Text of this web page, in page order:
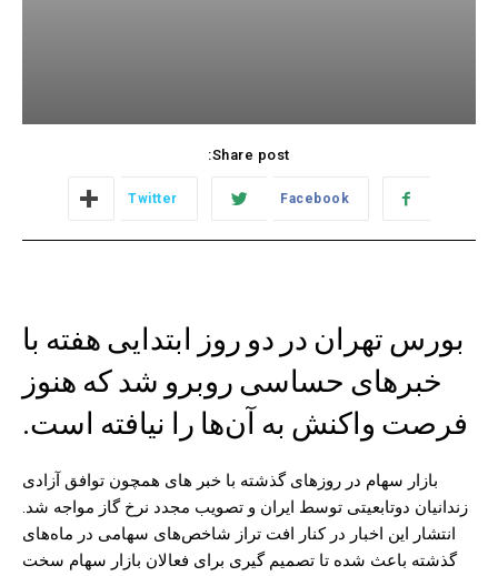
Share post:
Facebook
Twitter
بورس تهران در دو روز ابتدایی هفته با
خبرهای حساسی روبرو شد که هنوز
فرصت واکنش به آن‌ها را نیافته است.
بازار سهام در روزهای گذشته با خبر های همچون توافق آزادی
زندانیان دوتابعیتی توسط ایران و تصویب مجدد نرخ گاز مواجه شد.
انتشار این اخبار در کنار افت تراز شاخص‌های سهامی در ماه‌های
گذشته باعث شده تا تصمیم گیری برای فعالان بازار سهام سخت